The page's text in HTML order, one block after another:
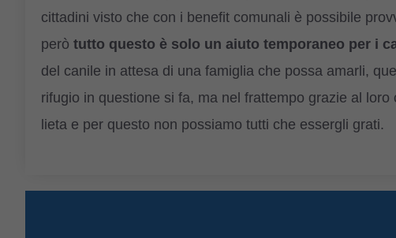
cittadini visto che con i benefit comunali è possibile
però tutto questo è solo un aiuto temporaneo per i
del canile in attesa di una famiglia che possa amarli,
rifugio in questione si fa, ma nel frattempo grazie al
lieta e per questo non possiamo tutti che essergli grati.